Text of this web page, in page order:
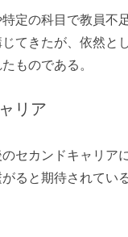
定の科目で教員不
てきたが、依然と
ものである。
リア
セカンドキャリア
ると期待されている